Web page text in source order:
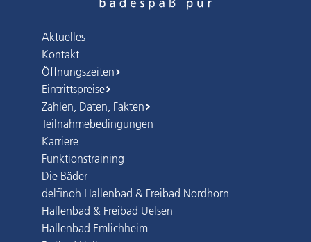
Aktuelles
Kontakt
Öffnungszeiten
Eintrittspreise
Zahlen, Daten, Fakten
Teilnahmebedingungen
Karriere
Funktionstraining
Die Bäder
delfinoh Hallenbad & Freibad Nordhorn
Hallenbad & Freibad Uelsen
Hallenbad Emlichheim